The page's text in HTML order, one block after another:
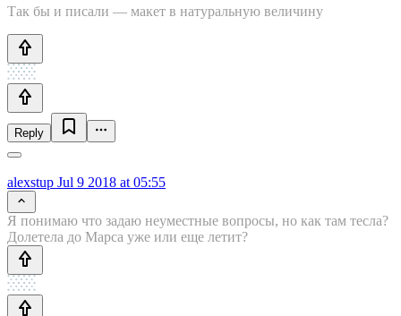
Так бы и писали — макет в натуральную величину
Reply
alexstup Jul 9 2018 at 05:55
Я понимаю что задаю неуместные вопросы, но как там тесла?
Долетела до Марса уже или еще летит?